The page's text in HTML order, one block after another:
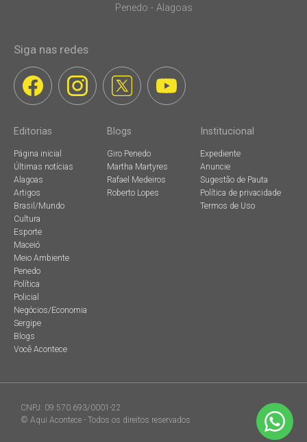
Penedo - Alagoas
Siga nas redes
Editorias
Página inicial
Últimas notícias
Alagoas
Artigos
Brasil/Mundo
Cultura
Esporte
Maceió
Meio Ambiente
Penedo
Política
Policial
Negócios/Economia
Sergipe
Blogs
Você Acontece
Blogs
Giro Penedo
Martha Martyres
Rafael Medeiros
Roberto Lopes
Institucional
Expediente
Anuncie
Sugestão de Pauta
Política de privacidade
Termos de Uso
CNPJ: 09.570.693/0001-22
© Aqui Acontece - Todos os direitos reservados